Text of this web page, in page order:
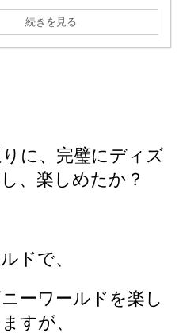
続きを見る
に、完璧にディズ
、楽しめたか？
ドで、
ーワールドを楽し
すが、